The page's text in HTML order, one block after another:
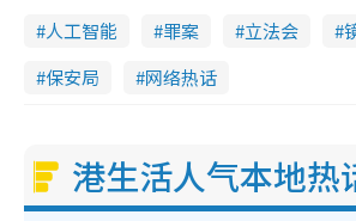
人工智能 罪案 立法会
保安局
网络热话
港生活人气本地热